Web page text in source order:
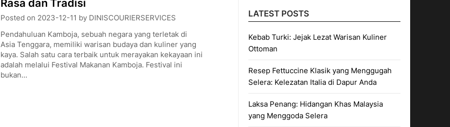
Rasa dan Tradisi
Posted on 2023-12-11 by DINISCOURIERSERVICES
Pendahuluan Kamboja, sebuah negara yang terletak di
Asia Tenggara, memiliki warisan budaya dan kuliner yang
kaya. Salah satu cara terbaik untuk merayakan kekayaan ini
adalah melalui Festival Makanan Kamboja. Festival ini
bukan…
LATEST POSTS
Kebab Turki: Jejak Lezat Warisan Kuliner
Ottoman
Resep Fettuccine Klasik yang Menggugah
Selera: Kelezatan Italia di Dapur Anda
Laksa Penang: Hidangan Khas Malaysia
yang Menggoda Selera